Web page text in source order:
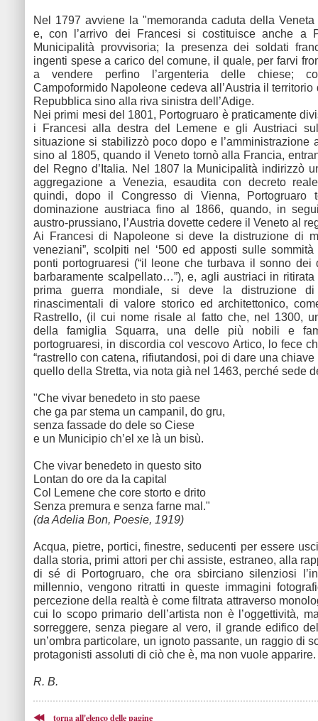
Nel 1797 avviene la "memoranda caduta della Veneta
e, con l’arrivo dei Francesi si costituisce anche a
Municipalità provvisoria; la presenza dei soldati
ingenti spese a carico del comune, il quale, per farvi
a vendere perfino l’argenteria delle chiese;
Campoformido Napoleone cedeva all’Austria il territorio
Repubblica sino alla riva sinistra dell’Adige.
Nei primi mesi del 1801, Portogruaro è praticamente
i Francesi alla destra del Lemene e gli Austriaci
situazione si stabilizzò poco dopo e l’amministrazione
sino al 1805, quando il Veneto tornò alla Francia,
del Regno d’Italia. Nel 1807 la Municipalità indirizzò
aggregazione a Venezia, esaudita con decreto
quindi, dopo il Congresso di Vienna, Portogruaro
dominazione austriaca fino al 1866, quando, in
austro-prussiano, l’Austria dovette cedere il Veneto al
Ai Francesi di Napoleone si deve la distruzione di
veneziani”, scolpiti nel ‘500 ed apposti sulle
ponti portogruaresi (“il leone che turbava il sonno dei
barbaramente scalpellato…”), e, agli austriaci in
prima guerra mondiale, si deve la distruzione
rinascimentali di valore storico ed architettonico,
Rastrello, (il cui nome risale al fatto che, nel 1300,
della famiglia Squarra, una delle più nobili e
portogruaresi, in discordia col vescovo Artico, lo fece
“rastrello con catena, rifiutandosi, poi di dare una chiave
quello della Stretta, via nota già nel 1463, perché sede
"Che vivar benedeto in sto paese
che ga par stema un campanil, do gru,
senza fassade do dele so Ciese
e un Municipio ch’el xe là un bisù.
Che vivar benedeto in questo sito
Lontan do ore da la capital
Col Lemene che core storto e drito
Senza premura e senza farne mal."
(da Adelia Bon, Poesie, 1919)
Acqua, pietre, portici, finestre, seducenti per essere
dalla storia, primi attori per chi assiste, estraneo, alla
di sé di Portogruaro, che ora sbirciano silenziosi
millennio, vengono ritratti in queste immagini
percezione della realtà è come filtrata attraverso
cui lo scopo primario dell’artista non è l’oggettività,
sorreggere, senza piegare al vero, il grande edifico
un’ombra particolare, un ignoto passante, un raggio di
protagonisti assoluti di ciò che è, ma non vuole apparire.
R. B.
torna all'elenco delle pagine